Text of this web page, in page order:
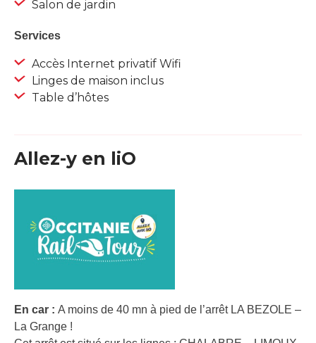
Salon de jardin
Services
Accès Internet privatif Wifi
Linges de maison inclus
Table d’hôtes
Allez-y en liO
En car : A moins de 40 mn à pied de l’arrêt LA BEZOLE –
La Grange !